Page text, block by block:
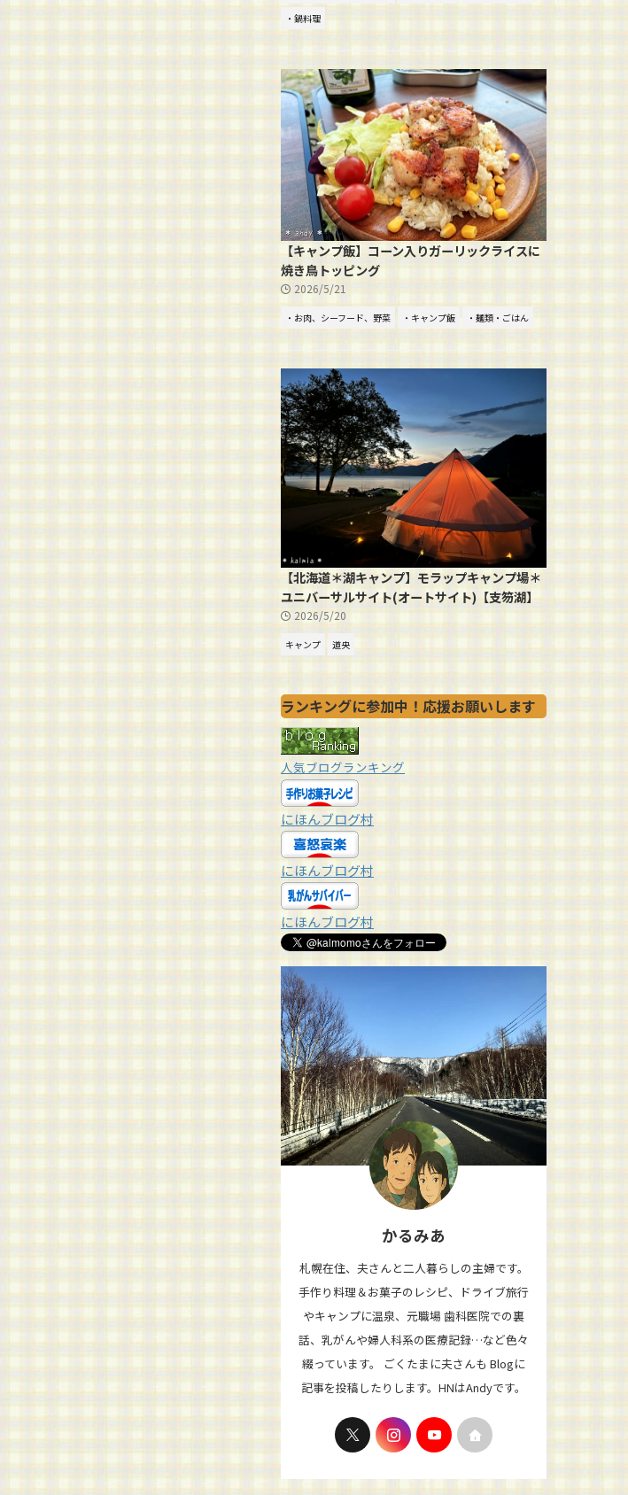
・鍋料理
【キャンプ飯】コーン入りガーリックライスに
焼き鳥トッピング
2026/5/21
・お肉、シーフード、野菜 ・キャンプ飯 ・麺類・ごはん
【北海道＊湖キャンプ】モラップキャンプ場＊
ユニバーサルサイト(オートサイト)【支笏湖】
2026/5/20
キャンプ 道央
ランキングに参加中！応援お願いします
人気ブログランキング
にほんブログ村
にほんブログ村
にほんブログ村
かるみあ
札幌在住、夫さんと二人暮らしの主婦です。
手作り料理＆お菓子のレシピ、ドライブ旅行
やキャンプに温泉、元職場 歯科医院での裏
話、乳がんや婦人科系の医療記録…など色々
綴っています。 ごくたまに夫さんも Blogに
記事を投稿したりします。HNはAndyです。